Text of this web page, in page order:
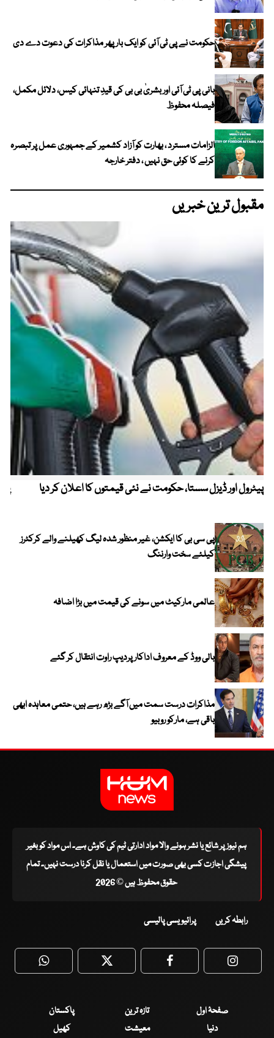
حکومت نے پی ٹی آئی کو ایک بارپھر مذاکرات کی دعوت دے دی
بانی پی ٹی آئی اور بشریٰ بی بی کی قیدِ تنہائی کیس، دلائل مکمل،
فیصلہ محفوظ
الزامات مسترد ، بھارت کو آزاد کشمیر کے جمہوری عمل پر تبصرہ
کرنے کا کوئی حق نہیں ، دفتر خارجہ
مقبول ترین خبریں
پیٹرول اور ڈیزل سستا، حکومت نے نئی قیمتوں کا اعلان کر دیا
پی سی بی کا ایکشن، غیر منظور شدہ لیگ کھیلنے والے کرکٹرز
کیلئے سخت وارننگ
عالمی مارکیٹ میں سونے کی قیمت میں بڑا اضافہ
بالی ووڈ کے معروف اداکار پردیپ راوت انتقال کر گئے
مذاکرات درست سمت میں آگے بڑھ رہے ہیں، حتمی معاہدہ ابھی
باقی ہے، مارکو روبیو
ہم نیوز پر شائع یا نشر ہونے والا مواد ادارتی ٹیم کی کاوش ہے۔ اس مواد کو بغیر
پیشگی اجازت کسی بھی صورت میں استعمال یا نقل کرنا درست نہیں۔ تمام
حقوق محفوظ ہیں © 2026
رابطہ کریں پرائیویسی پالیسی
WhatsApp Twitter Facebook
صفحۂ اول تازہ ترین
پاکستان
دنیا
معیشت کھیل